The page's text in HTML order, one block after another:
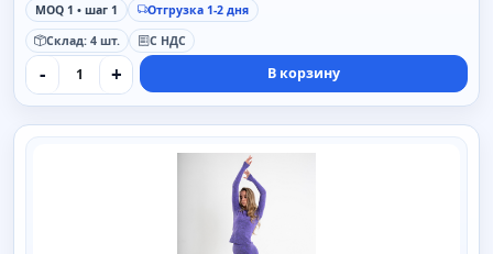
MOQ 1 • шаг 1
Отгрузка 1-2 дня
Склад: 4 шт.
С НДС
- + В корзину
SAIMAA